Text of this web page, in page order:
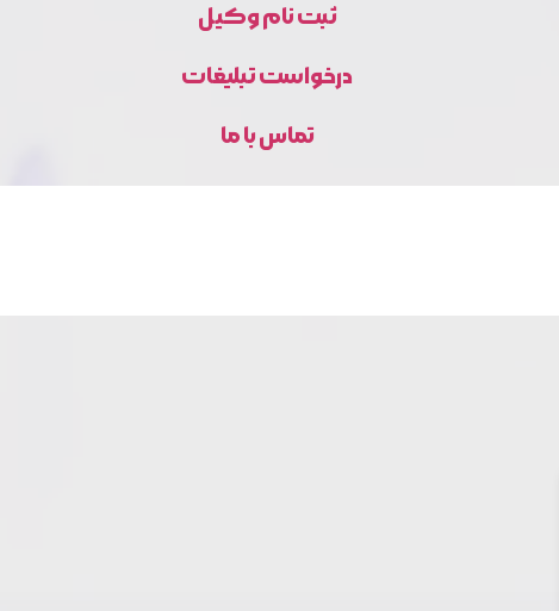
ثبت نام وکیل
درخواست تبلیغات
تماس با ما